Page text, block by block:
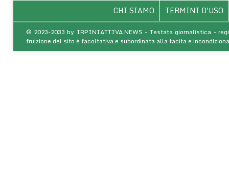
CHI SIAMO TERMINI D'USO
© 2023-2033 by IRPINIATTIVA.NEWS - Testata giornalistica -
fruizione del sito è facoltativa e subordinata alla tacita e